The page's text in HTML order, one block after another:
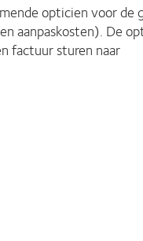
opticien voor de
aanpaskosten). De
factuur sturen naar